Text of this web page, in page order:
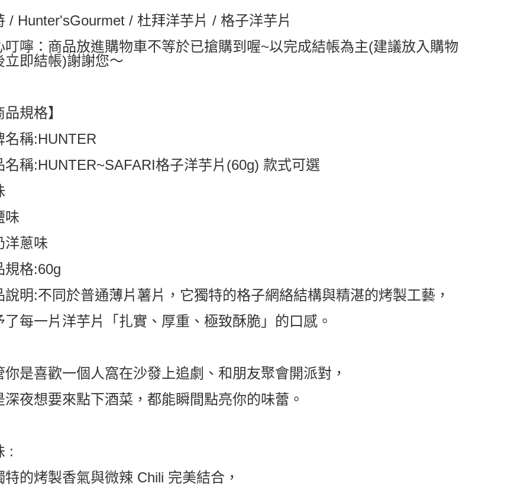
國家/地區配送0330
/ Hunter'sGourmet / 杜拜洋芋片 / 格子洋芋片
叮嚀：商品放進購物車不等於已搶購到喔~以完成結帳為主(建議放入購物
立即結帳)謝謝您～
品規格】
名稱:HUNTER
名稱:HUNTER~SAFARI格子洋芋片(60g) 款式可選
味
洋蔥味
規格:60g
說明:不同於普通薄片薯片，它獨特的格子網絡結構與精湛的烤製工藝，
了每一片洋芋片「扎實、厚重、極致酥脆」的口感。
你是喜歡一個人窩在沙發上追劇、和朋友聚會開派對，
深夜想要來點下酒菜，都能瞬間點亮你的味蕾。
:
特的烤製香氣與微辣 Chili 完美結合，